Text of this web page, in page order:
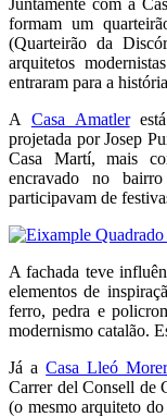
formam um
(Quarteirão da
arquitetos
entraram para a
A Casa Amatlerestá
projetada por Josep
Casa Martí, mais
encravado no
participavam de
A fachada teve
elementos de
ferro, pedra e
modernismo catalão.
Já aCasa Lleó
Carrer del Consell de
(o mesmo arquiteto